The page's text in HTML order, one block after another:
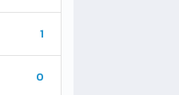
1
0